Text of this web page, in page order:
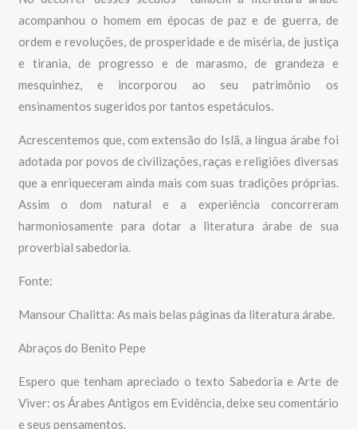
acompanhou o homem em épocas de paz e de guerra, de
ordem e revoluções, de prosperidade e de miséria, de justiça
e tirania, de progresso e de marasmo, de grandeza e
mesquinhez, e incorporou ao seu patrimônio os
ensinamentos sugeridos por tantos espetáculos.
Acrescentemos que, com extensão do Islã, a língua árabe foi
adotada por povos de civilizações, raças e religiões diversas
que a enriqueceram ainda mais com suas tradições próprias.
Assim o dom natural e a experiência concorreram
harmoniosamente para dotar a literatura árabe de sua
proverbial sabedoria.
Fonte:
Mansour Chalitta: As mais belas páginas da literatura árabe.
Abraços do Benito Pepe
Espero que tenham apreciado o texto Sabedoria e Arte de
Viver: os Árabes Antigos em Evidência, deixe seu comentário
e seus pensamentos.